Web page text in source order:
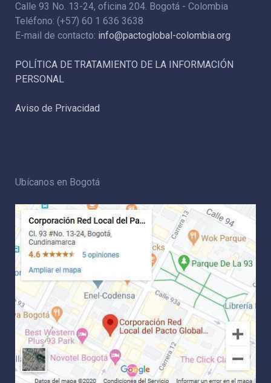
Calle 93 No. 13-24, oficina 204. Bogotá - Colombia
Teléfono: (+57) 60 1 636 3638
E-mail de contacto: info@pactoglobal-colombia.org
POLÍTICA DE TRATAMIENTO DE LA INFORMACIÓN
PERSONAL
Aviso de Privacidad
Ubícanos en Bogotá